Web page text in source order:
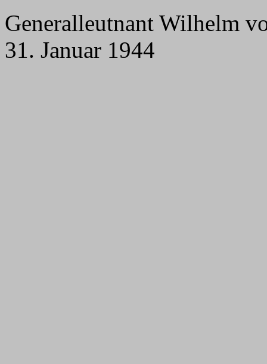
Generalleutnant Wilhelm
31. Januar 1944